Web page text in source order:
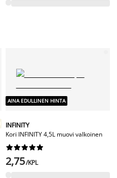
AINA EDULLINEN HINTA
INFINITY
Kori INFINITY 4,5L muovi valkoinen






2,75/KPL